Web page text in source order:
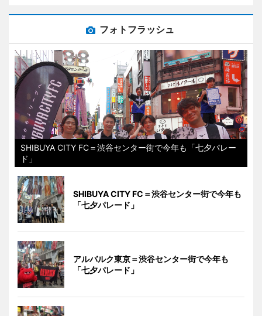
フォトフラッシュ
SHIBUYA CITY FC＝渋谷センター街で今年も「七夕パレー
ド」
SHIBUYA CITY FC＝渋谷センター街で今年も
「七夕パレード」
アルバルク東京＝渋谷センター街で今年も
「七夕パレード」